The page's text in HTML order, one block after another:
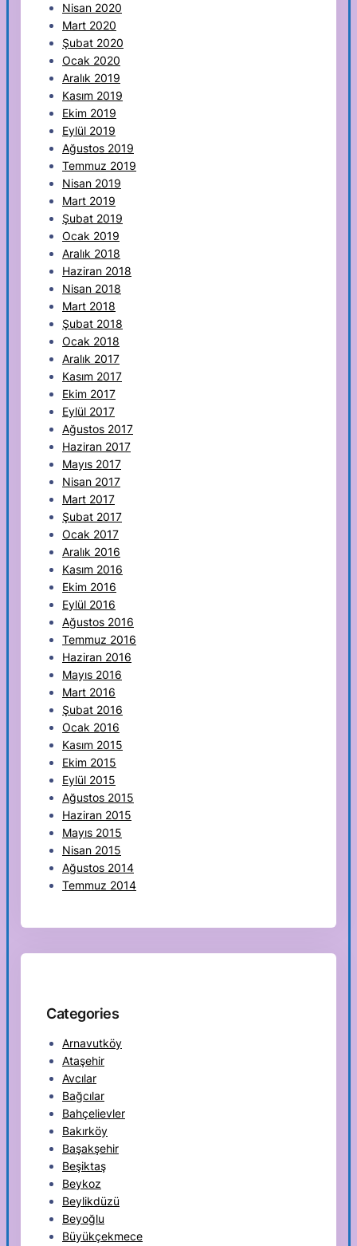
Nisan 2020
Mart 2020
Şubat 2020
Ocak 2020
Aralık 2019
Kasım 2019
Ekim 2019
Eylül 2019
Ağustos 2019
Temmuz 2019
Nisan 2019
Mart 2019
Şubat 2019
Ocak 2019
Aralık 2018
Haziran 2018
Nisan 2018
Mart 2018
Şubat 2018
Ocak 2018
Aralık 2017
Kasım 2017
Ekim 2017
Eylül 2017
Ağustos 2017
Haziran 2017
Mayıs 2017
Nisan 2017
Mart 2017
Şubat 2017
Ocak 2017
Aralık 2016
Kasım 2016
Ekim 2016
Eylül 2016
Ağustos 2016
Temmuz 2016
Haziran 2016
Mayıs 2016
Mart 2016
Şubat 2016
Ocak 2016
Kasım 2015
Ekim 2015
Eylül 2015
Ağustos 2015
Haziran 2015
Mayıs 2015
Nisan 2015
Ağustos 2014
Temmuz 2014
Categories
Arnavutköy
Ataşehir
Avcılar
Bağcılar
Bahçelievler
Bakırköy
Başakşehir
Beşiktaş
Beykoz
Beylikdüzü
Beyoğlu
Büyükçekmece